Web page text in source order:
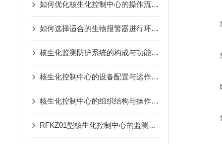
如何优化核生化控制中心的操作流程？
如何选择适合的生物报警器进行环境监测？
核生化监测防护系统的构成与功能详解
核生化控制中心的设备配置与运作模式
核生化控制中心的组织结构与操作流程说明
RFKZ01型核生化控制中心的监测系统与应用